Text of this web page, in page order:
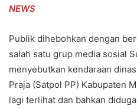
NEWS
Publik dihebohkan dengan
salah satu grup media sosial
menyebutkan kendaraan
Praja (Satpol PP) Kabupaten
lagi terlihat dan bahkan